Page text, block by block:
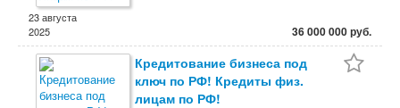
23 августа
2025
36 000 000 руб.
Кредитование бизнеса под
ключ по РФ! Кредиты физ.
лицам по РФ!